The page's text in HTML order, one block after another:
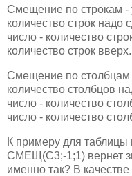
Смещение по строкам -
количество строк надо
число - количество
количество строк вверх.
Смещение по столбцам
количество столбцов
число - количество
число - количество
К примеру для таблицы
СМЕЩ(C3;-1;1) вернет
именно так? В